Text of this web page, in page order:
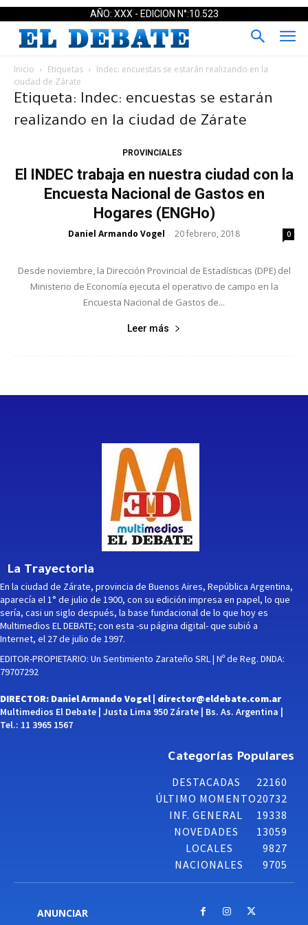
AÑO: XXX - EDICION N°:10.523
Inicio Etiquetas
Indec: encuestas se estarán realizando en la
ciudad de Zárate
Etiqueta: Indec: encuestas se estarán
realizando en la ciudad de Zárate
PROVINCIALES
El INDEC trabaja en nuestra ciudad con la
Encuesta Nacional de Gastos en
Hogares (ENGHo)
Daniel Armando Vogel - 20 febrero, 2018 0
Desde noviembre, la Dirección Provincial de Estadísticas (DPE) del
Ministerio de Economía ejecuta el operativo de campo en la
Encuesta Nacional de Gastos de...
Leer más
La Trayectoria
En la ciudad de Zárate, provincia de Buenos Aires, República Argentina,
aparecía el 1° de julio de 1900, con su edición impresa en papel, lo que
sería, casi un siglo después, la base fundacional de lo que hoy es
Multimedios EL DEBATE; con esta -su página digital- que subió a
Internet, el 27 de julio de 1997.
EDITOR-PROPIETARIO: Un Sentimiento Zarateño SRL | Nº de Reg. DNDA:
79707292
DIRECTOR: Daniel Armando Vogel | director@eldebate.com.ar
Multimedios El Debate | Justa Lima 950 Zárate | Bs. As. Argentina |
Tel.: 11 3965 1567
Categorías Populares
DESTACADAS
22160
ÚLTIMO MOMENTO20732
INF. GENERAL
19338
NOVEDADES
13059
LOCALES
9827
NACIONALES
9705
ANUNCIAR